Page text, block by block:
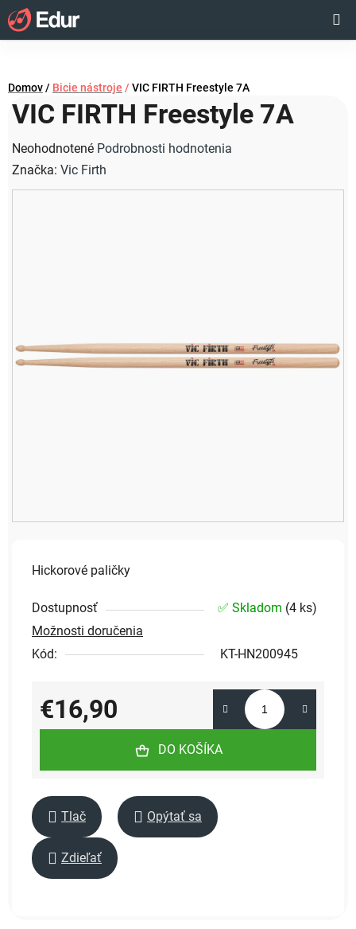
Prejsť
na
obsah
KOŠÍK
Domov/ Bicie nástroje / VIC FIRTH Freestyle 7A
Hickorové paličky
Dostupnosť ✅ Skladom (4 ks)
Možnosti doručenia
Kód:
KT-HN200945
€16,90
Jednotková cena:
DO KOŠÍKA
Tlač Opýtať sa
Zdieľať
VIC FIRTH Freestyle 7A
Priemerné
hodnotenie
produktu
Neohodnotené Podrobnosti hodnotenia
Značka: Vic Firth